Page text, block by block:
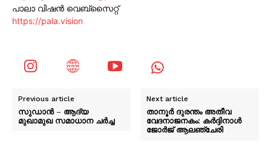
പാലാ വിഷൻ വെബ്സൈറ്റ്
https://pala.vision
Previous article
സുഡാൻ – ആദ്യ
മുഖാമുഖ സമാധാന ചർച്ച
Next article
താനൂർ ദുരന്തം അതീവ
വേദനാജനകം: കർദ്ദിനാൾ
ജോർജ് ആലഞ്ചേരി